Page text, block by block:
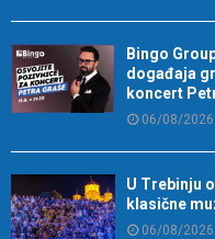
Bingo
događaja
koncert
06/08/2026
U Trebinju
klasične
06/08/2026